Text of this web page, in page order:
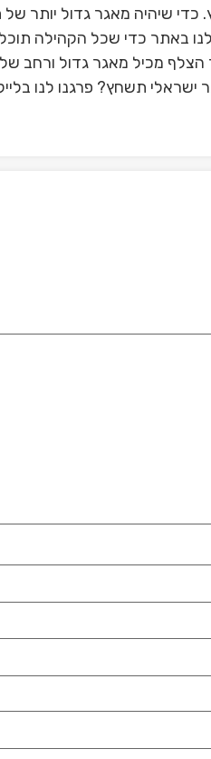
שיהיה מאגר גדול יותר
באתר כדי שכל הקהילה
הצלף מכיל מאגר גדול ורחב
תשחץ? פרגנו לנו